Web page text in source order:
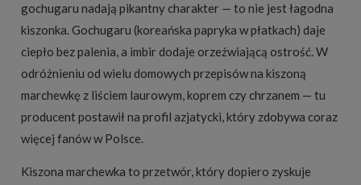
gochugaru nadają pikantny charakter — to nie jest łagodna
kiszonka. Gochugaru (koreańska papryka w płatkach) daje
ciepło bez palenia, a imbir dodaje orzeźwiającą ostrość. W
odróżnieniu od wielu domowych przepisów na kiszoną
marchewkę z liściem laurowym, koprem czy chrzanem — tu
producent postawił na profil azjatycki, który zdobywa coraz
więcej fanów w Polsce.
Kiszona marchewka to przetwór, który dopiero zyskuje